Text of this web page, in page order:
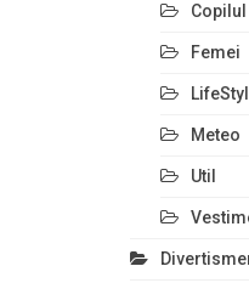
Copilul
Femei
Meteo
Util